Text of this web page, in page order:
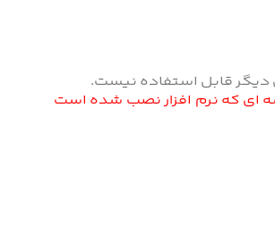
دیگر قابل استفاده نیست.
ای که نرم افزار نصب شده است